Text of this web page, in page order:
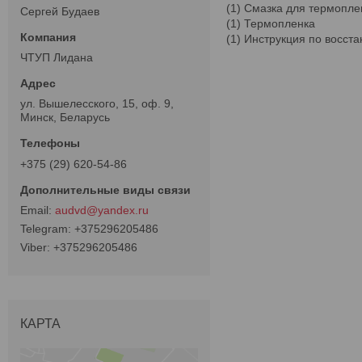
(1) Смазка для
(1) Термопленка
(1) Инструкция по
Сергей Будаев
ЧТУП Лидана
ул. Вышелесского, 15, оф. 9,
Минск, Беларусь
+375 (29) 620-54-86
audvd@yandex.ru
+375296205486
+375296205486
КАРТА